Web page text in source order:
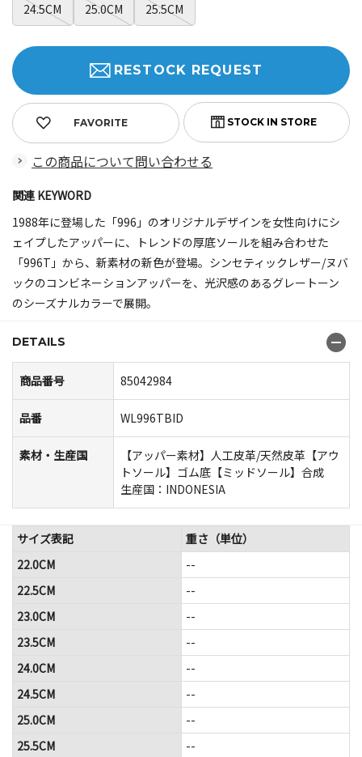
24.5CM
25.0CM 25.5CM
FAVORITE
RESTOCK REQUEST
この商品について問い合わせる
関連 KEYWORD
1988年に登場した「996」のオリジナルデザインを女性向けにシ
ェイプしたアッパーに、トレンドの厚底ソールを組み合わせた
「996T」から、新素材の新色が登場。シンセティックレザー/ヌバ
ックのコンビネーションアッパーを、光沢感のあるグレートーン
のシーズナルカラーで展開。
DETAILS
商品番号 85042984
品番 WL996TBID
素材・生産国
【アッパー素材】人工皮革/天然皮革【アウ
トソール】ゴム底【ミッドソール】合成
生産国：INDONESIA
サイズ表記
重さ（単位）
22.0CM
--
22.5CM
--
23.0CM
--
23.5CM
--
24.0CM
--
24.5CM
--
25.0CM
--
25.5CM
--